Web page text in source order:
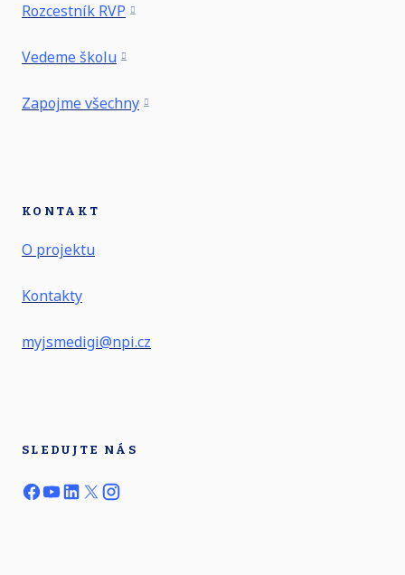
Rozcestník RVP
Vedeme školu
Zapojme všechny
KONTAKT
O projektu
Kontakty
myjsmedigi@npi.cz
SLEDUJTE NÁS